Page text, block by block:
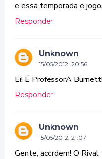
e essa temporada e
Responder
Unknown
15/05/2012, 20:56
Ei! É ProfessorA
Responder
Unknown
15/05/2012, 21:07
Gente, acordem! O